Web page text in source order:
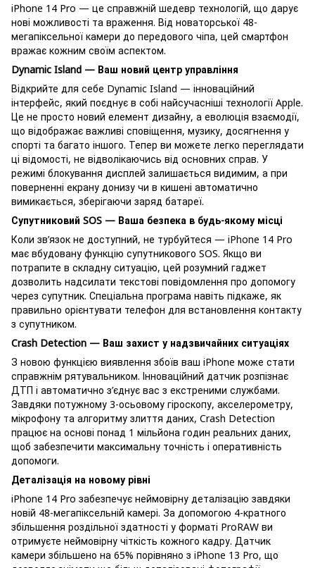
iPhone 14 Pro — це справжній шедевр технологій, що дарує
нові можливості та враження. Від новаторської 48-
мегапіксельної камери до передового чіпа, цей смартфон
вражає кожним своїм аспектом.
Dynamic Island — Ваш новий центр управління
Відкрийте для себе Dynamic Island — інноваційний
інтерфейс, який поєднує в собі найсучасніші технології Apple.
Це не просто новий елемент дизайну, а еволюція взаємодії,
що відображає важливі сповіщення, музику, досягнення у
спорті та багато іншого. Тепер ви можете легко переглядати
ці відомості, не відволікаючись від основних справ. У
режимі блокування дисплей залишається видимим, а при
поверненні екрану донизу чи в кишені автоматично
вимикається, зберігаючи заряд батареї.
Супутниковий SOS — Ваша безпека в будь-якому місці
Коли зв’язок не доступний, не турбуйтеся — iPhone 14 Pro
має вбудовану функцію супутникового SOS. Якщо ви
потрапите в складну ситуацію, цей розумний гаджет
дозволить надсилати текстові повідомлення про допомогу
через супутник. Спеціальна програма навіть підкаже, як
правильно орієнтувати телефон для встановлення контакту
з супутником.
Crash Detection — Ваш захист у надзвичайних ситуаціях
З новою функцією виявлення збоїв ваш iPhone може стати
справжнім рятувальником. Інноваційний датчик розпізнає
ДТП і автоматично з’єднує вас з екстреними службами.
Завдяки потужному 3-осьовому гіроскопу, акселерометру,
мікрофону та алгоритму злиття даних, Crash Detection
працює на основі понад 1 мільйона годин реальних даних,
щоб забезпечити максимальну точність і оперативність
допомоги.
Деталізація на новому рівні
iPhone 14 Pro забезпечує неймовірну деталізацію завдяки
новій 48-мегапіксельній камері. За допомогою 4-кратного
збільшення роздільної здатності у форматі ProRAW ви
отримуєте неймовірну чіткість кожного кадру. Датчик
камери збільшено на 65% порівняно з iPhone 13 Pro, що